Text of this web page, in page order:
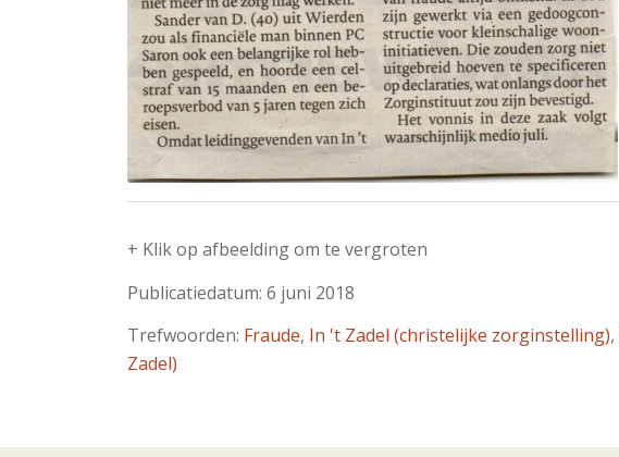
+ Klik op afbeelding om te vergroten
Publicatiedatum: 6 juni 2018
Trefwoorden: Fraude, In 't Zadel (christelijke zorginstelling),
Zadel)